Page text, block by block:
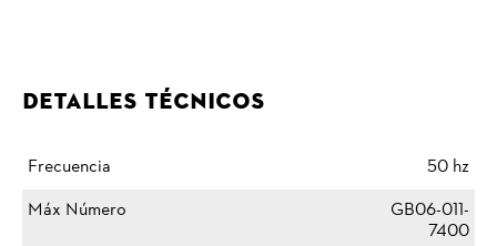
Detalles Técnicos
Frecuencia
50 hz
Máx Número
GB06-011-
7400